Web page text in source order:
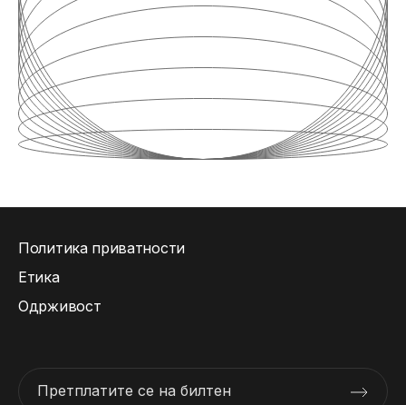
Претплатите се на билтен
Политика приватности
Етика
Одрживост